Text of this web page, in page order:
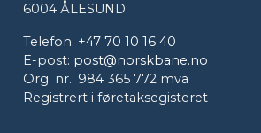
6004 ÅLESUND
Telefon: +47 70 10 16 40
E-post: post@norskbane.no
Org. nr.: 984 365 772 mva
Registrert i føretaksegisteret